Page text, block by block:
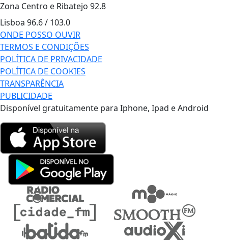
Zona Centro e Ribatejo 92.8
Lisboa 96.6 / 103.0
ONDE POSSO OUVIR
TERMOS E CONDIÇÕES
POLÍTICA DE PRIVACIDADE
POLÍTICA DE COOKIES
TRANSPARÊNCIA
PUBLICIDADE
Disponível gratuitamente para Iphone, Ipad e Android